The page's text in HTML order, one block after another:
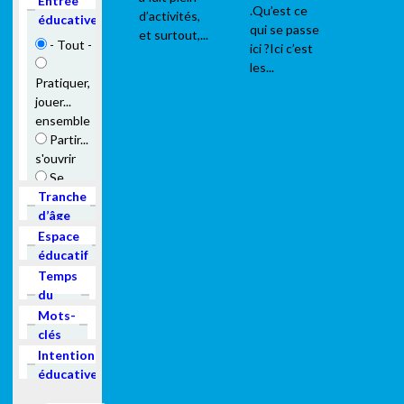
d’activités,
et surtout,...
.Qu’est ce
qui se passe
ici ?Ici c’est
les...
éducative
- Tout -
Pratiquer,
jouer...
ensemble
Partir...
s'ouvrir
Se
rassembler,
participer
Être
accueilli,
vivre
ensemble
Rencontrer,
découvrir
Show
Tranche
d’âge
Show
Espace
éducatif
Show
Temps
du
projet
Show
Mots-
clés
Show
Intentions
éducatives